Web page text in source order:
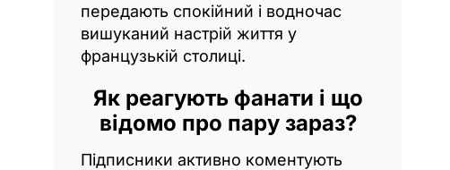
передають спокійний і водночас
вишуканий настрій життя у
французькій столиці.
Як реагують фанати і що
відомо про пару зараз?
Підписники активно коментують